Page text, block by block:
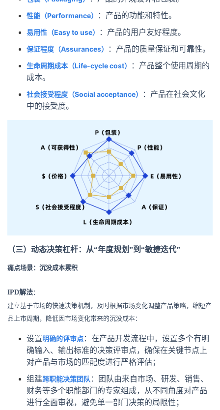
性能（Performance）
：产品的功能和特性。
易用性（Easy to use）
：产品的用户友好程度。
保证程度（Assurances）
：产品的质量保证和可靠性。
生命周期成本（Life-cycle cost）
：产品整个使用周期的
成本。
社会接受程度（Social acceptance）
：产品在社会文化
中的接受度。
（三）动态决策杠杆：从“年度规划”到“敏捷迭代”
痛点场景：沉没成本累积
IPD解法：
建立基于市场的快速决策机制，及时根据市场变化调整产品策略，缩短产
品上市周期，降低因市场变化带来的沉没成本：
设置明确的评审点：在产品开发流程中，设置多个有明
确输入、输出标准的决策评审点，确保在关键节点上
对产品与市场的匹配度进行严格评估；
组建跨职能决策团队 ：团队由来自市场、研发、销售、
财务等多个职能部门的专家组成，从不同角度对产品
进行全面审视，避免单一部门决策的局限性；